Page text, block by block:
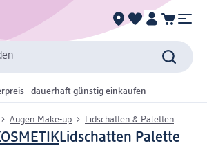
- dauerhaft günstig einkaufen
Augen Make-up Lidschatten & Paletten
Lidschatten Palette